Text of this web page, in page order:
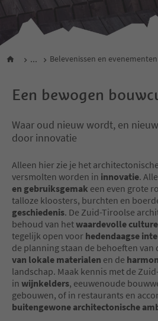
... Belevenissen en evenementen
Een bewogen
Waar oud nieuw wordt, en
door innovatie
Alleen hier zie je het architectonische
versmolten worden in innovatie.
en gebruiksgemak een even grote
talloze kloosters, burchten en
geschiedenis. De Zuid-Tiroolse
behoud van hetwaardevolle
tegelijk open voor hedendaagse
de planning staan de behoeften van
van lokale materialen en de
landschap. Maak kennis met de
in wijnkelders, eeuwenoude
gebouwen, of in restaurants en
buitengewone architectonische